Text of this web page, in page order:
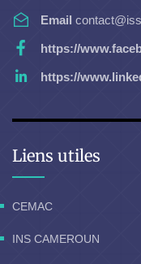
Email
https://
https://
Liens utiles
CEMAC
INS CAMEROUN